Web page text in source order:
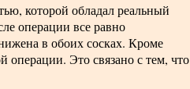
которой обладал реальный
операции все равно
в обоих сосках. Кроме
операции. Это связано с тем, что